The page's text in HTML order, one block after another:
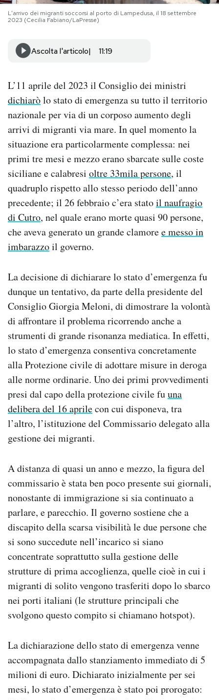
SHOP
Area Personale
Newsletter
Notifiche mobile
Regala il Post
Hai bisogno di aiuto?
L'arrivo dei migranti soccorsi al porto di Lampedusa, il 18 settembre
2023 (Cecilia Fabiano/LaPresse)
Ascolta l'articolo 11:19
L’11 aprile del 2023 il Consiglio dei ministri
dichiaròlo stato di emergenza su tutto il territorio
nazionale per via di un corposo aumento degli
arrivi di migranti via mare. In quel momento la
situazione era particolarmente complessa: nei
primi tre mesi e mezzo erano sbarcate sulle coste
siciliane e calabresi oltre 33mila persone, il
quadruplo rispetto allo stesso periodo dell’anno
precedente; il 26 febbraio c’era statoil naufragio
di Cutro, nel quale erano morte quasi 90 persone,
che aveva generato un grande clamoree messo in
imbarazzoil governo.
La decisione di dichiarare lo stato d’emergenza fu
dunque un tentativo, da parte della presidente del
Consiglio Giorgia Meloni, di dimostrare la volontà
di affrontare il problema ricorrendo anche a
strumenti di grande risonanza mediatica. In effetti,
lo stato d’emergenza consentiva concretamente
alla Protezione civile di adottare misure in deroga
alle norme ordinarie. Uno dei primi provvedimenti
presi dal capo della protezione civile fuuna
delibera del 16 aprilecon cui disponeva, tra
l’altro, l’istituzione del Commissario delegato alla
gestione dei migranti.
A distanza di quasi un anno e mezzo, la figura del
commissario è stata ben poco presente sui giornali,
nonostante di immigrazione si sia continuato a
parlare, e parecchio. Il governo sostiene che a
discapito della scarsa visibilità le due persone che
si sono succedute nell’incarico si siano
concentrate soprattutto sulla gestione delle
strutture di prima accoglienza, quelle cioè in cui i
migranti di solito vengono trasferiti dopo lo sbarco
nei porti italiani (le strutture principali che
svolgono questo compito si chiamano hotspot).
La dichiarazione dello stato di emergenza venne
accompagnata dallo stanziamento immediato di 5
milioni di euro. Dichiarato inizialmente per sei
mesi, lo stato d’emergenza è stato poi prorogato: